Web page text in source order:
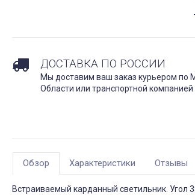
ДОСТАВКА ПО РОССИИ
Мы доставим ваш заказ курьером по
Области или транспортной компанией
Обзор Характеристики Отзывы
Встраиваемый карданный светильник.